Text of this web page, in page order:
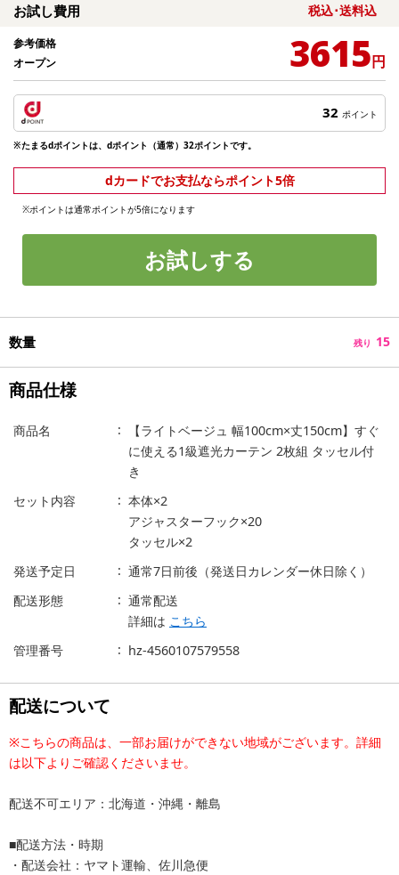
お試し費用 税込･送料込
参考価格
オープン
3615円
32 ポイント
※たまるdポイントは、dポイント（通常）32ポイントです。
dカードでお支払ならポイント5倍
※ポイントは通常ポイントが5倍になります
お試しする
数量 残り 15
商品仕様
商品名
【ライトベージュ 幅100cm×丈150cm】すぐ
に使える1級遮光カーテン 2枚組 タッセル付
き
セット内容
本体×2
アジャスターフック×20
タッセル×2
発送予定日
通常7日前後（発送日カレンダー休日除く）
配送形態
通常配送
詳細は こちら
管理番号
hz-4560107579558
配送について
※こちらの商品は、一部お届けができない地域がございます。詳細
は以下よりご確認くださいませ。
配送不可エリア：北海道・沖縄・離島
■配送方法・時期
・配送会社：ヤマト運輸、佐川急便